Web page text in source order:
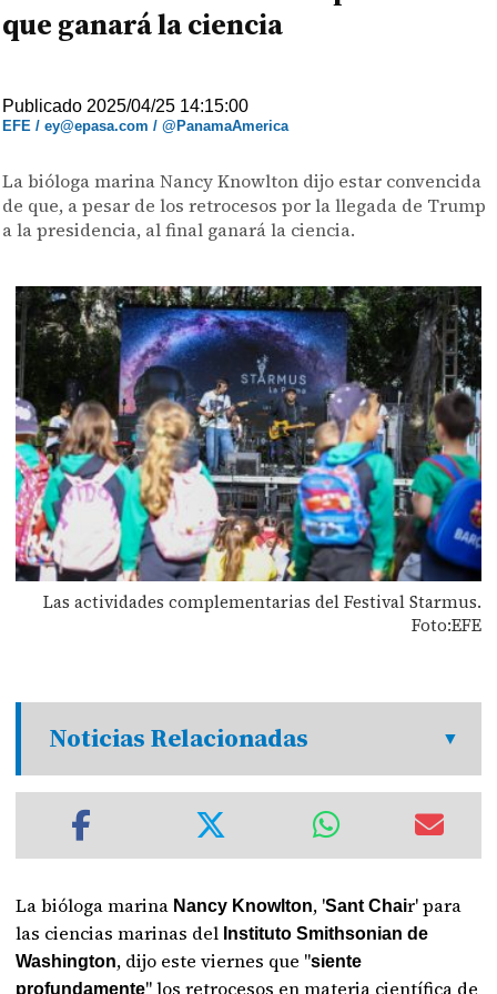
que ganará la ciencia
Publicado 2025/04/25 14:15:00
EFE / ey@epasa.com / @PanamaAmerica
La bióloga marina Nancy Knowlton dijo estar convencida
de que, a pesar de los retrocesos por la llegada de Trump
a la presidencia, al final ganará la ciencia.
Las actividades complementarias del Festival Starmus.
Foto:EFE
Noticias Relacionadas
La bióloga marina Nancy Knowlton, 'Sant Chair' para
las ciencias marinas del Instituto Smithsonian de
Washington, dijo este viernes que "siente
profundamente" los retrocesos en materia científica de